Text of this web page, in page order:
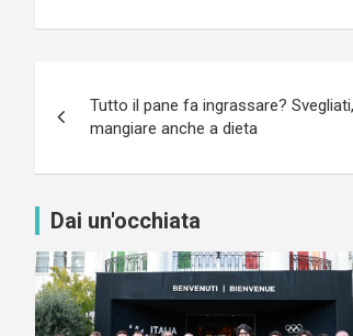
articoli
Tutto il pane fa ingrassare?
mangiare anche a dieta
Dai un'occhiata